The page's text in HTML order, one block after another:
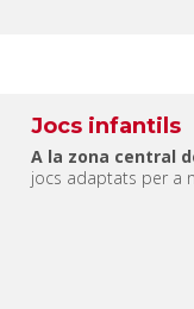
Jocs infantils
A la zona central
jocs adaptats per a